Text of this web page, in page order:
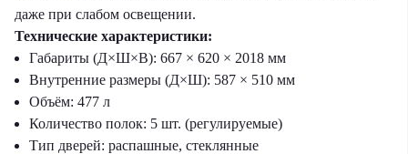
даже при слабом освещении.
Технические характеристики:
Габариты (Д×Ш×В): 667 × 620 × 2018 мм
Внутренние размеры (Д×Ш): 587 × 510 мм
Объём: 477 л
Количество полок: 5 шт. (регулируемые)
Тип дверей: распашные, стеклянные